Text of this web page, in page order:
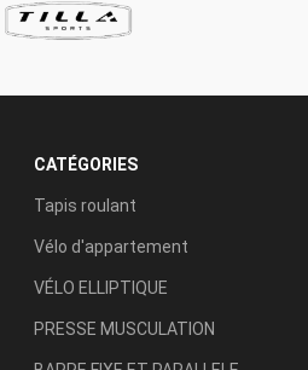
CATÉGORIES
Tapis roulant
Vélo d'appartement
VÉLO ELLIPTIQUE
PRESSE MUSCULATION